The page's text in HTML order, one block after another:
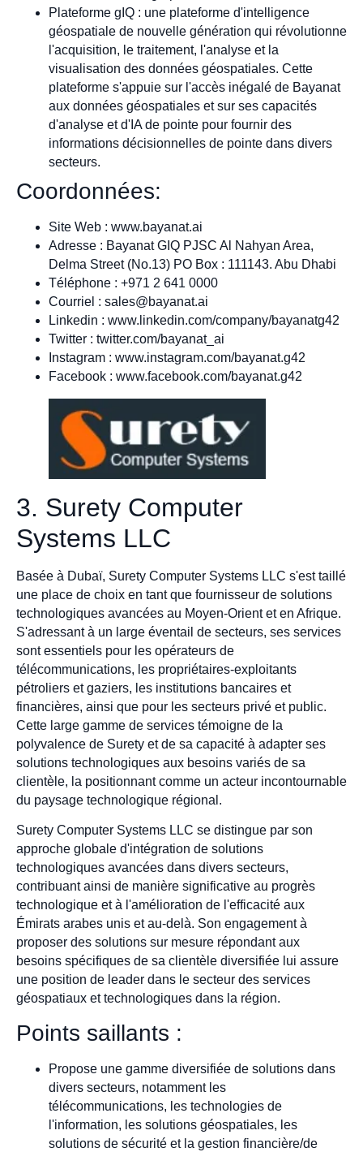
Plateforme gIQ : une plateforme d'intelligence
géospatiale de nouvelle génération qui révolutionne
l'acquisition, le traitement, l'analyse et la
visualisation des données géospatiales. Cette
plateforme s'appuie sur l'accès inégalé de Bayanat
aux données géospatiales et sur ses capacités
d'analyse et d'IA de pointe pour fournir des
informations décisionnelles de pointe dans divers
secteurs.
Coordonnées:
Site Web : www.bayanat.ai
Adresse : Bayanat GIQ PJSC Al Nahyan Area,
Delma Street (No.13) PO Box : 111143. Abu Dhabi
Téléphone : +971 2 641 0000
Courriel : sales@bayanat.ai
Linkedin : www.linkedin.com/company/bayanatg42
Twitter : twitter.com/bayanat_ai
Instagram : www.instagram.com/bayanat.g42
Facebook : www.facebook.com/bayanat.g42
3. Surety Computer
Systems LLC
Basée à Dubaï, Surety Computer Systems LLC s'est taillé
une place de choix en tant que fournisseur de solutions
technologiques avancées au Moyen-Orient et en Afrique.
S'adressant à un large éventail de secteurs, ses services
sont essentiels pour les opérateurs de
télécommunications, les propriétaires-exploitants
pétroliers et gaziers, les institutions bancaires et
financières, ainsi que pour les secteurs privé et public.
Cette large gamme de services témoigne de la
polyvalence de Surety et de sa capacité à adapter ses
solutions technologiques aux besoins variés de sa
clientèle, la positionnant comme un acteur incontournable
du paysage technologique régional.
Surety Computer Systems LLC se distingue par son
approche globale d'intégration de solutions
technologiques avancées dans divers secteurs,
contribuant ainsi de manière significative au progrès
technologique et à l'amélioration de l'efficacité aux
Émirats arabes unis et au-delà. Son engagement à
proposer des solutions sur mesure répondant aux
besoins spécifiques de sa clientèle diversifiée lui assure
une position de leader dans le secteur des services
géospatiaux et technologiques dans la région.
Points saillants :
Propose une gamme diversifiée de solutions dans
divers secteurs, notamment les
télécommunications, les technologies de
l'information, les solutions géospatiales, les
solutions de sécurité et la gestion financière/de